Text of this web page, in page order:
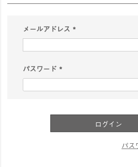
メールアドレス
(
必
パスワード
(
必
ログイン
パス